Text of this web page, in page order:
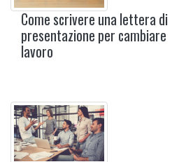
Come scrivere una lettera di
presentazione per cambiare
lavoro